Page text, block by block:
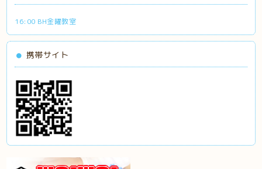
16:00 BH金曜教室
携帯サイト